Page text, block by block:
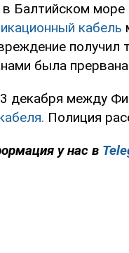
Балтийском море
кабель
была
декабря между
Полиция
у нас в